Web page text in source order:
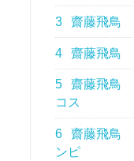
3 齋藤飛鳥
4 齋藤飛鳥
5
齋藤飛鳥
コス
6
齋藤飛鳥
ンピ